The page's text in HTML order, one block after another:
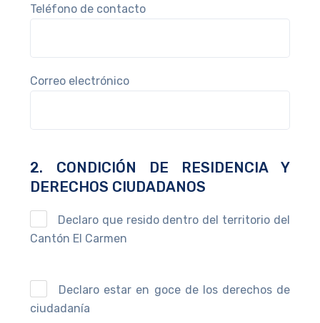
Teléfono de contacto
Correo electrónico
2. CONDICIÓN DE RESIDENCIA Y
DERECHOS CIUDADANOS
Declaro que resido dentro del territorio del
Cantón El Carmen
Declaro estar en goce de los derechos de
ciudadanía